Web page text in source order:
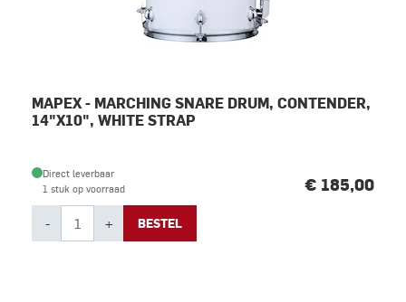
MAPEX - MARCHING SNARE DRUM, CONTENDER,
14"X10", WHITE STRAP
Direct leverbaar
1 stuk op voorraad
€ 185,00
- + BESTEL